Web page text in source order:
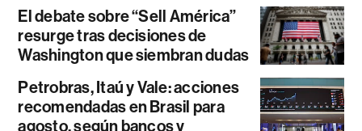
El debate sobre “Sell América”
resurge tras decisiones de
Washington que siembran dudas
Petrobras, Itaú y Vale: acciones
recomendadas en Brasil para
agosto, según bancos y